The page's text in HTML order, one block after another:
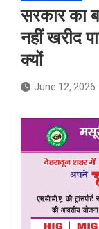
सरकार का
नहीं खरीद
क्यों
June 12, 2026